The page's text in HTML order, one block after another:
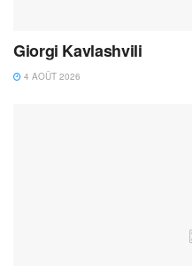
Giorgi Kavlashvili
4 AOÛT 2026